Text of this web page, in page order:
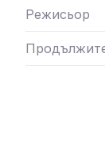
Режисьор